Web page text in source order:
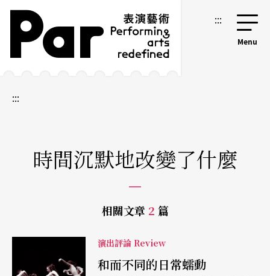
跳到主要內容區塊
網站導覽 :::
:::
時間沉默地改變了什麼
相關文章 2 篇
演出評論 Review
和而不同的日常蠕動